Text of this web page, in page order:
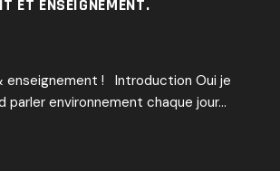
ET ENSEIGNEMENT.
enseignement ! Introduction Oui je
parler environnement chaque jour…